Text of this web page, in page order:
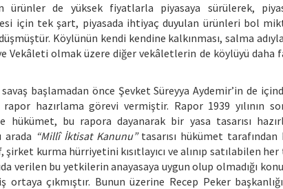
ürünler de yüksek fiyatlarla piyasaya sürülerek,
için tek şart, piyasada ihtiyaç duyulan ürünleri bol
Köylünün kendi kendine kalkınması, salma
Vekâleti olmak üzere diğer vekâletlerin de köylüyü
başlamadan önce Şevket Süreyya Aydemir’in de
hazırlama görevi vermiştir. Rapor 1939 yılının
hükümet, bu rapora dayanarak bir yasa tasarısı
arada “Millî İktisat Kanunu”tasarısı hükümet
kurma hürriyetini kısıtlayıcı ve alınıp satılabilen
verilen bu yetkilerin anayasaya uygun olup olmadığı
çıkmıştır. Bunun üzerine Recep Peker